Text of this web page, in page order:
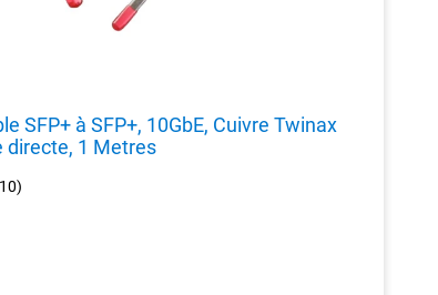
SFP+ à SFP+, 10GbE, Cuivre Twinax
directe, 1 Metres